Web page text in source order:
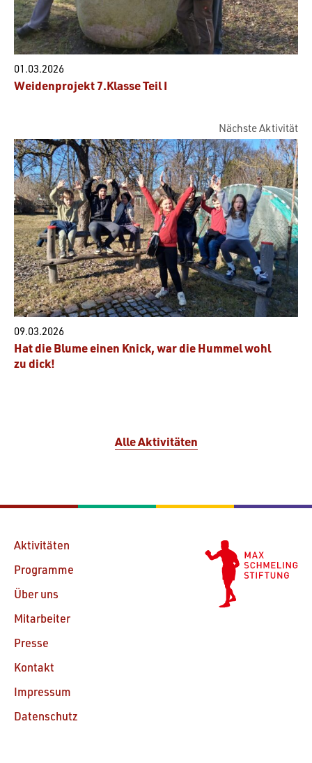
01.03.2026
Weidenprojekt 7.Klasse Teil I
Nächste Aktivität
09.03.2026
Hat die Blume einen Knick, war die Hummel wohl
zu dick!
Alle Aktivitäten
Aktivitäten
Programme
Über uns
Mitarbeiter
Presse
Kontakt
Impressum
Datenschutz